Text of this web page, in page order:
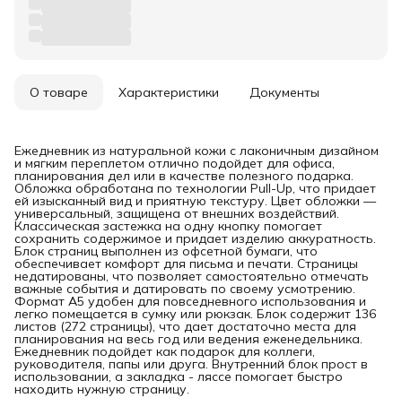
О товаре Характеристики Документы
Ежедневник из натуральной кожи с лаконичным дизайном
и мягким переплетом отлично подойдет для офиса,
планирования дел или в качестве полезного подарка.
Обложка обработана по технологии Pull-Up, что придает
ей изысканный вид и приятную текстуру. Цвет обложки —
универсальный, защищена от внешних воздействий.
Классическая застежка на одну кнопку помогает
сохранить содержимое и придает изделию аккуратность.
Блок страниц выполнен из офсетной бумаги, что
обеспечивает комфорт для письма и печати. Страницы
недатированы, что позволяет самостоятельно отмечать
важные события и датировать по своему усмотрению.
Формат А5 удобен для повседневного использования и
легко помещается в сумку или рюкзак. Блок содержит 136
листов (272 страницы), что дает достаточно места для
планирования на весь год или ведения еженедельника.
Ежедневник подойдет как подарок для коллеги,
руководителя, папы или друга. Внутренний блок прост в
использовании, а закладка - ляссе помогает быстро
находить нужную страницу.